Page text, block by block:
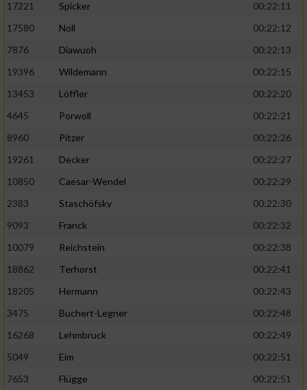
17221
Spicker
00:22:11
17580
Noll
00:22:12
7876
Diawuoh
00:22:13
19396
Wildemann
00:22:15
13453
Löffler
00:22:20
4645
Porwoll
00:22:21
8960
Pitzer
00:22:26
19261
Decker
00:22:27
10850
Caesar-Wendel
00:22:29
2383
Staschöfsky
00:22:30
9093
Franck
00:22:32
10079
Reichstein
00:22:38
18862
Terhorst
00:22:41
18205
Hermann
00:22:43
3475
Buchert-Legner
00:22:48
16268
Lehmbruck
00:22:49
5049
Eim
00:22:51
7653
Flügge
00:22:51